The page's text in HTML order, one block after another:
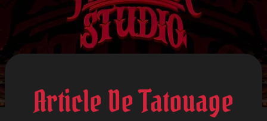
Article De Tatouage